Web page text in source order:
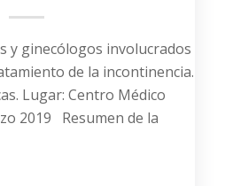
y ginecólogos involucrados
de la incontinencia.
Lugar: Centro Médico
2019 Resumen de la